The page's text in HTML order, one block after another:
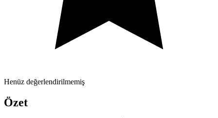
Henüz değerlendirilmemiş
Özet